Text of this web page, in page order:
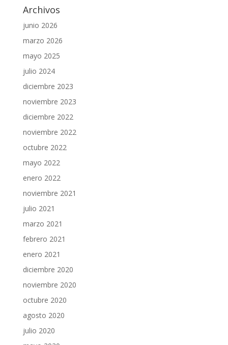
Archivos
junio 2026
marzo 2026
mayo 2025
julio 2024
diciembre 2023
noviembre 2023
diciembre 2022
noviembre 2022
octubre 2022
mayo 2022
enero 2022
noviembre 2021
julio 2021
marzo 2021
febrero 2021
enero 2021
diciembre 2020
noviembre 2020
octubre 2020
agosto 2020
julio 2020